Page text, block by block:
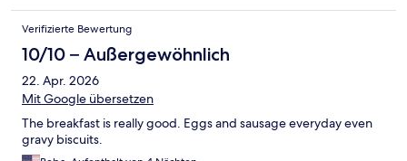
Verifizierte Bewertung
10/10 – Außergewöhnlich
22. Apr. 2026
Mit Google übersetzen
The breakfast is really good. Eggs and sausage everyday even
gravy biscuits.